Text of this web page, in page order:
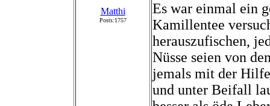
Matthi
Posts:1757
Es war einmal ein
Kamillentee
herauszufischen,
Nüsse seien von
jemals mit der
und unter Beifall